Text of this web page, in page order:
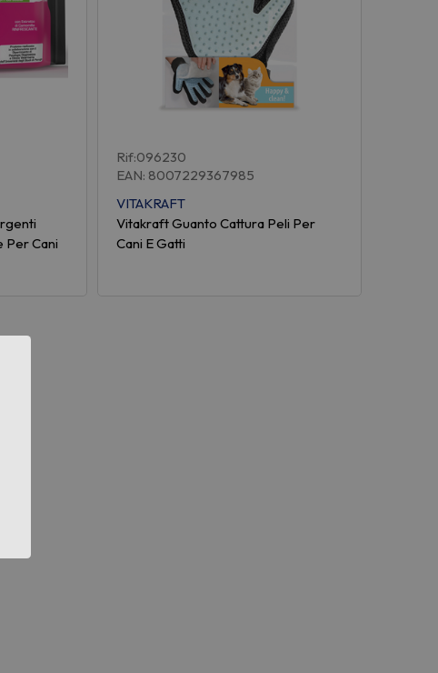
Cani
Rif:096230
EAN: 8007229367985
VITAKRAFT
Vitakraft Guanto Cattura Peli Per
Cani E Gatti